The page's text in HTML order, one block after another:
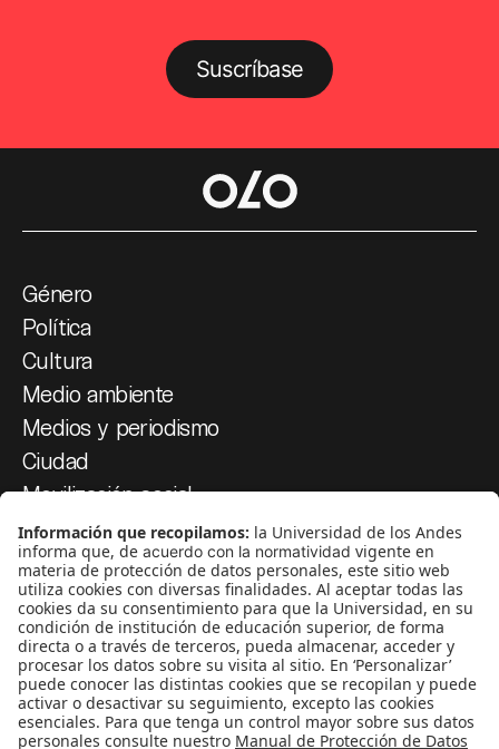
Suscríbase
Género
Política
Cultura
Medio ambiente
Medios y periodismo
Ciudad
Movilización social
¿Quiénes somos?
Podcasts
Ediciones especiales
Proyectos 070